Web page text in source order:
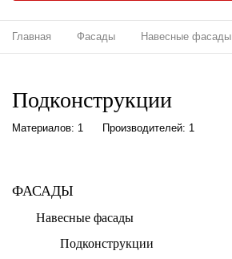
Главная Фасады Навесные фасады
Подконструкции
Материалов: 1 Производителей: 1
ФАСАДЫ
Навесные фасады
Подконструкции